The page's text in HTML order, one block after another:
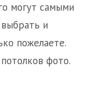
могут самыми
и
пожелаете.
фото.